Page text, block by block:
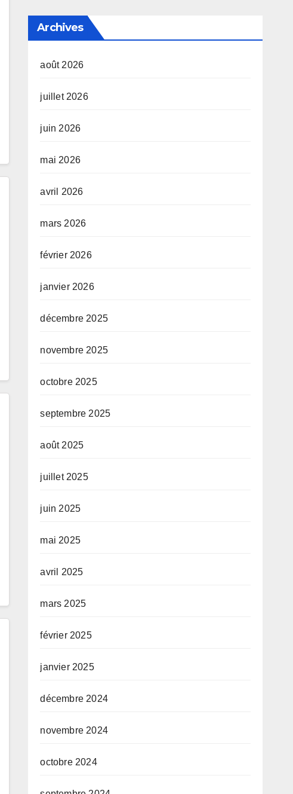
Archives
août 2026
juillet 2026
juin 2026
mai 2026
avril 2026
mars 2026
février 2026
janvier 2026
décembre 2025
novembre 2025
octobre 2025
septembre 2025
août 2025
juillet 2025
juin 2025
mai 2025
avril 2025
mars 2025
février 2025
janvier 2025
décembre 2024
novembre 2024
octobre 2024